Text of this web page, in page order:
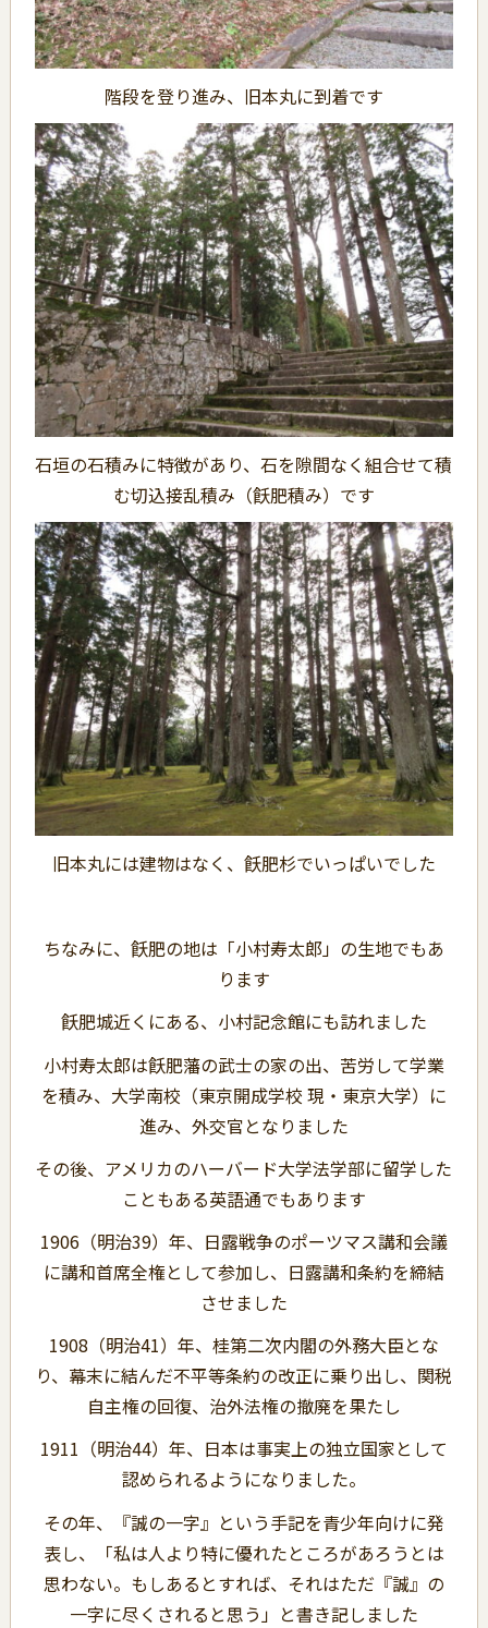
階段を登り進み、旧本丸に到着です
石垣の石積みに特徴があり、石を隙間なく組合せて積
む切込接乱積み（飫肥積み）です
旧本丸には建物はなく、飫肥杉でいっぱいでした
ちなみに、飫肥の地は「小村寿太郎」の生地でもあ
ります
飫肥城近くにある、小村記念館にも訪れました
小村寿太郎は飫肥藩の武士の家の出、苦労して学業
を積み、大学南校（東京開成学校 現・東京大学）に
進み、外交官となりました
その後、アメリカのハーバード大学法学部に留学した
こともある英語通でもあります
1906（明治39）年、日露戦争のポーツマス講和会議
に講和首席全権として参加し、日露講和条約を締結
させました
1908（明治41）年、桂第二次内閣の外務大臣とな
り、幕末に結んだ不平等条約の改正に乗り出し、関税
自主権の回復、治外法権の撤廃を果たし
1911（明治44）年、日本は事実上の独立国家として
認められるようになりました。
その年、『誠の一字』という手記を青少年向けに発
表し、「私は人より特に優れたところがあろうとは
思わない。もしあるとすれば、それはただ『誠』の
一字に尽くされると思う」と書き記しました